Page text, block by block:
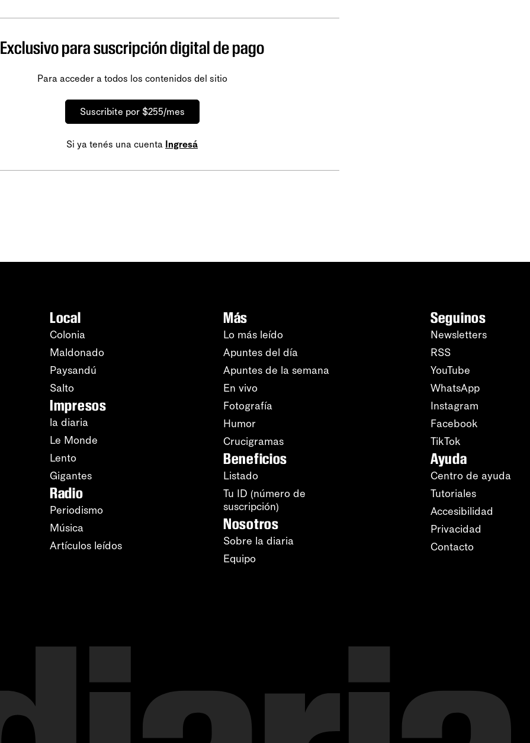
Exclusivo para suscripción digital de pago
Para acceder a todos los contenidos del sitio
Suscribite por $255/mes
Si ya tenés una cuenta Ingresá
Local
Colonia
Maldonado
Paysandú
Salto
Impresos
la diaria
Le Monde
Lento
Gigantes
Radio
Periodismo
Música
Artículos leídos
Más
Lo más leído
Apuntes del día
Apuntes de la semana
En vivo
Fotografía
Humor
Crucigramas
Beneficios
Listado
Tu ID (número de
suscripción)
Nosotros
Sobre la diaria
Equipo
Seguinos
Newsletters
RSS
YouTube
WhatsApp
Instagram
Facebook
TikTok
Ayuda
Centro de ayuda
Tutoriales
Accesibilidad
Privacidad
Contacto